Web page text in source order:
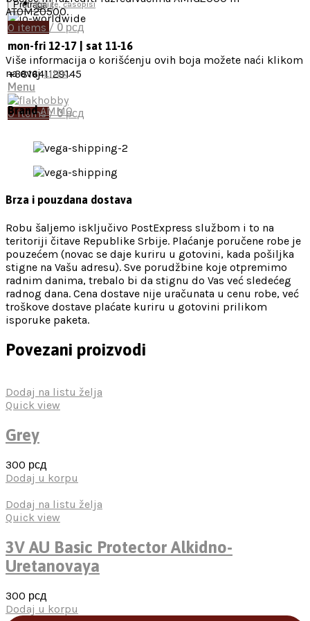
Pretraga
mon-fri 12-17 | sat 11-16
+381641129145
Menu
0items/ 0рсд
Knjige, časopisi
0 items / 0 рсд
ATOM20500.
Više informacija o korišćenju ovih boja možete naći klikom
na ovajLINK.
Brand AMMO
Brza i pouzdana dostava
Robu šaljemo isključivo PostExpress službom i to na
teritoriji čitave Republike Srbije. Plaćanje poručene robe je
pouzećem (novac se daje kuriru u gotovini, kada pošiljka
stigne na Vašu adresu). Sve porudžbine koje otpremimo
radnim danima, trebalo bi da stignu do Vas već sledećeg
radnog dana. Cena dostave nije uračunata u cenu robe, već
troškove dostave plaćate kuriru u gotovini prilikom
isporuke paketa.
Povezani proizvodi
Dodaj na listu želja
Quick view
Grey
300 рсд
Dodaj u korpu
Dodaj na listu želja
Quick view
3V AU Basic Protector Alkidno-
Uretanovaya
300 рсд
Dodaj u korpu